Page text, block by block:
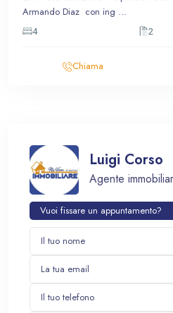
Armando Diaz con ing ...
4 2
Chiama
Luigi Corso
Agente
Vuoi fissare un appuntamento?